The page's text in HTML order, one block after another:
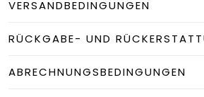
VERSANDBEDINGUNGEN
RÜCKGABE- UND
ABRECHNUNGSBEDINGUNGEN